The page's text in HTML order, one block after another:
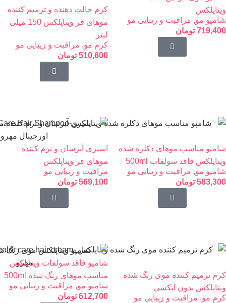
ویتاپلکس
شامپو مو, مراقبت و زیبایی مو
719,400 تومان
کرم حالت دهنده و ترمیم کننده
موهای فر ویتاپلکس 150 میلی
لیتر
کرم مو, مراقبت و زیبایی مو
510,600 تومان
شامپو مناسب موهای دکلره شده
ویتاپلکس فاقد سولفات 500ml
شامپو مو, مراقبت و زیبایی مو
583,300 تومان
اسپری آبرسان و نرم کننده
موهای فر ویتاپلکس
مراقبت و زیبایی مو
569,100 تومان
کرم ترمیم کننده موی رنگ شده
ویتاپلکس بدون آبکشی
کرم مو, مراقبت و زیبایی مو
شامپو فاقد سولفات ویتاپلکس
مناسب موهای رنگ شده 500ml
شامپو مو, مراقبت و زیبایی مو
612,700 تومان